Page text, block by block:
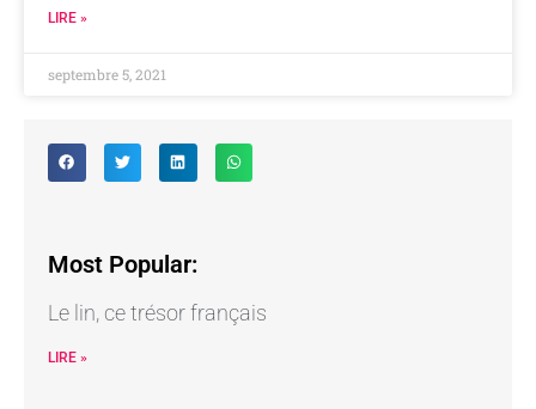
LIRE »
septembre 5, 2021
Most Popular:
Le lin, ce trésor français
LIRE »